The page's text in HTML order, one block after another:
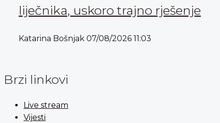
liječnika, uskoro trajno rješenje
Katarina Bošnjak 07/08/2026 11:03
Brzi linkovi
Live stream
Vijesti